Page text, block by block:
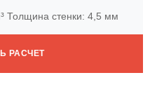
Толщина стенки: 4,5 мм
РАСЧЕТ